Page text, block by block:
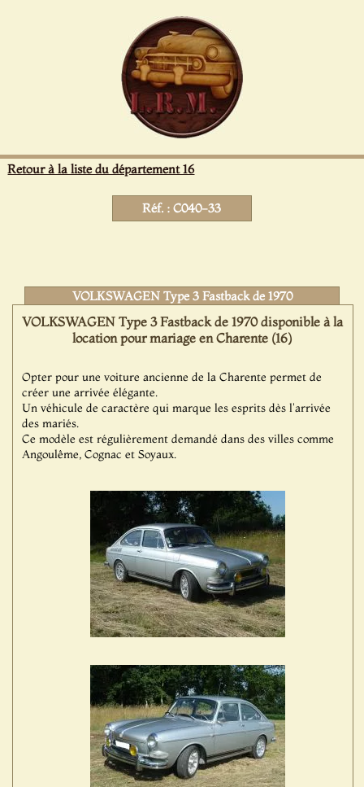
Retour à la liste du département 16
Réf. : C040-33
VOLKSWAGEN Type 3 Fastback de 1970
VOLKSWAGEN Type 3 Fastback de 1970 disponible à la
location pour mariage en Charente (16)
Opter pour une voiture ancienne de la Charente permet de
créer une arrivée élégante.
Un véhicule de caractère qui marque les esprits dès l'arrivée
des mariés.
Ce modèle est régulièrement demandé dans des villes comme
Angoulême, Cognac et Soyaux.